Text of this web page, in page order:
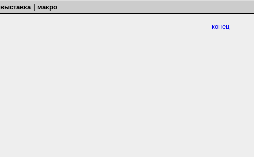
выставка | макро
конец